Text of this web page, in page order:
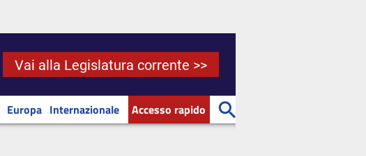
Vai alla Legislatura corrente >>
Europa Internazionale Accesso rapido